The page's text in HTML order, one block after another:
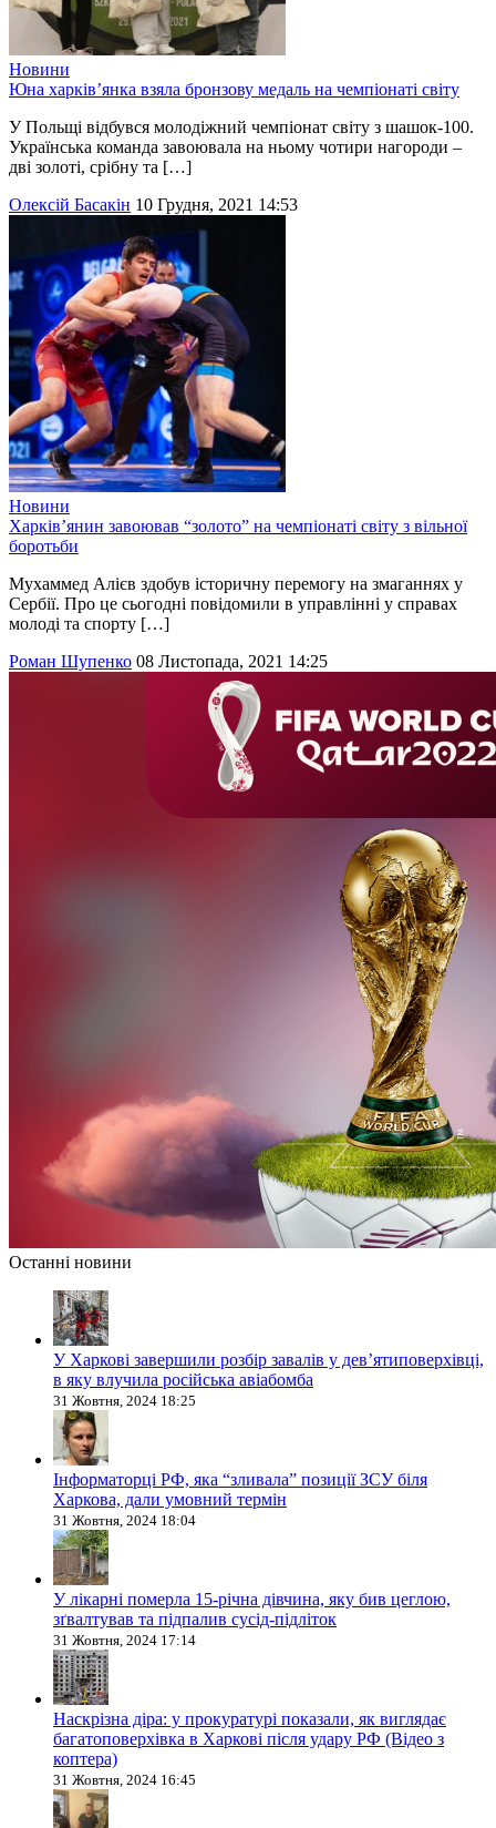
Новини
Юна харків’янка взяла бронзову медаль на чемпіонаті світу
У Польщі відбувся молодіжний чемпіонат світу з шашок-100.
Українська команда завоювала на ньому чотири нагороди –
дві золоті, срібну та […]
Олексій Басакін 10 Грудня, 2021 14:53
Новини
Харків’янин завоював “золото” на чемпіонаті світу з вільної
боротьби
Мухаммед Алієв здобув історичну перемогу на змаганнях у
Сербії. Про це сьогодні повідомили в управлінні у справах
молоді та спорту […]
Роман Шупенко 08 Листопада, 2021 14:25
Останні новини
У Харкові завершили розбір завалів у дев’ятиповерхівці,
в яку влучила російська авіабомба
31 Жовтня, 2024 18:25
Інформаторці РФ, яка “зливала” позиції ЗСУ біля
Харкова, дали умовний термін
31 Жовтня, 2024 18:04
У лікарні померла 15-річна дівчина, яку бив цеглою,
зґвалтував та підпалив сусід-підліток
31 Жовтня, 2024 17:14
Наскрізна діра: у прокуратурі показали, як виглядає
багатоповерхівка в Харкові після удару РФ (Відео з
коптера)
31 Жовтня, 2024 16:45